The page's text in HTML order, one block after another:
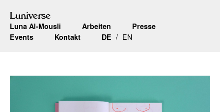
Luniverse
Luna Al-Mousli Arbeiten
Presse
Events
Kontakt DE EN